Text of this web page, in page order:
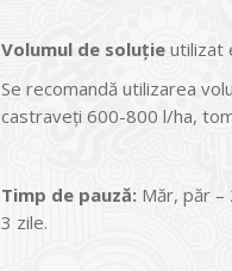
Volumul de soluţie utilizat
Se recomandă utilizarea
castraveți 600-800 l/ha,
Timp de pauză: Măr, păr –
3 zile.